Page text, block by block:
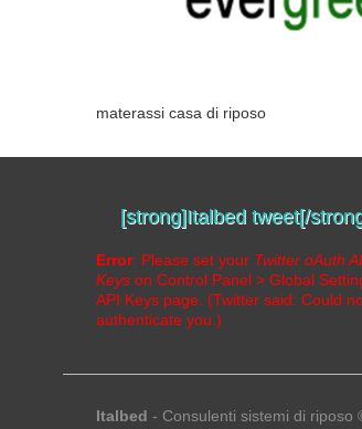
materassi casa di riposo
[strong]Italbed tweet[/
Error: Please set your Twitter oAuth
Keys on Control Panel > Global
API Keys page. (Twitter said: Could
authenticate you.)
Italbed - Consulenti sistemi di